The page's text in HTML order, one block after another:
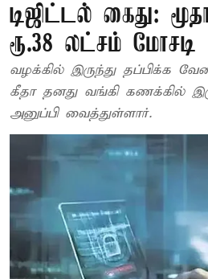
டிஜிட்டல் கைது:
ரூ.38 லட்சம் மோசடி
வழக்கில் இருந்து தப்பிக்க
கீதா தனது வங்கி கணக்கில்
அனுப்பி வைத்துள்ளார்.